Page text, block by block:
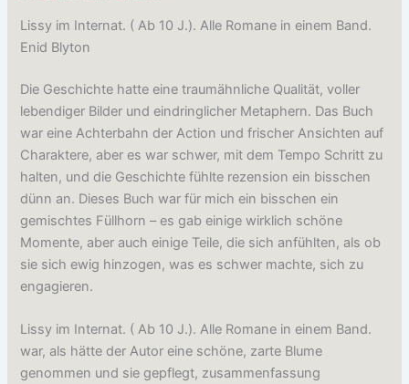
Lissy im Internat. ( Ab 10 J.). Alle Romane in einem Band.
Enid Blyton
Die Geschichte hatte eine traumähnliche Qualität, voller
lebendiger Bilder und eindringlicher Metaphern. Das Buch
war eine Achterbahn der Action und frischer Ansichten auf
Charaktere, aber es war schwer, mit dem Tempo Schritt zu
halten, und die Geschichte fühlte rezension ein bisschen
dünn an. Dieses Buch war für mich ein bisschen ein
gemischtes Füllhorn – es gab einige wirklich schöne
Momente, aber auch einige Teile, die sich anfühlten, als ob
sie sich ewig hinzogen, was es schwer machte, sich zu
engagieren.
Lissy im Internat. ( Ab 10 J.). Alle Romane in einem Band.
war, als hätte der Autor eine schöne, zarte Blume
genommen und sie gepflegt, zusammenfassung